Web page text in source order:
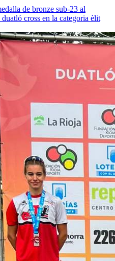
de bronze sub-23 al
cross en la categoria èlit